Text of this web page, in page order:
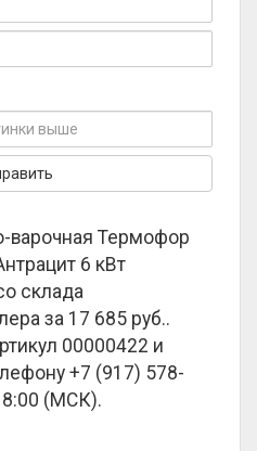
варочная Термофор
6 кВт
склада
за 17 685 руб..
00000422 и
+7 (917) 578-
(МСК).